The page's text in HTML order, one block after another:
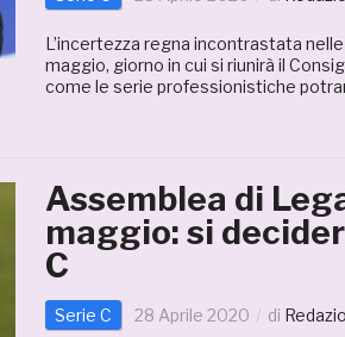
L’incertezza regna incontrastata
maggio, giorno in cui si riunirà il
come le serie professionistiche
Assemblea di
maggio: si
C
Serie C 28 Aprile 2020 di